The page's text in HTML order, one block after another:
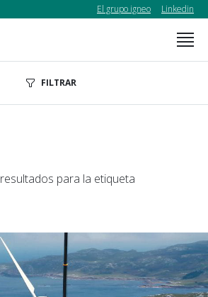
El grupo igneo Linkedin
FILTRAR
resultados para la etiqueta